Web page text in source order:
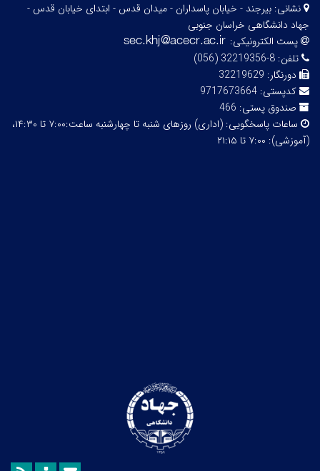
نشانی: بیرجند - خیابان پاسداران - میدان قدس - ابتدای خیابان قدس -
جهاد دانشگاهی خراسان جنوبی
پست الکترونیکی:
تلفن: 8-32219356 (056)
دورنگار: 32219629
کدپستی: 9717673664
صندوق پستی: 466
ساعات پاسخگویی:
(اداری) روزهای شنبه تا چهارشنبه ساعت:۷:۰۰ تا ۱۴:۳۰،
(آموزشی): ۷:۰۰ تا ۲۱:۱۵